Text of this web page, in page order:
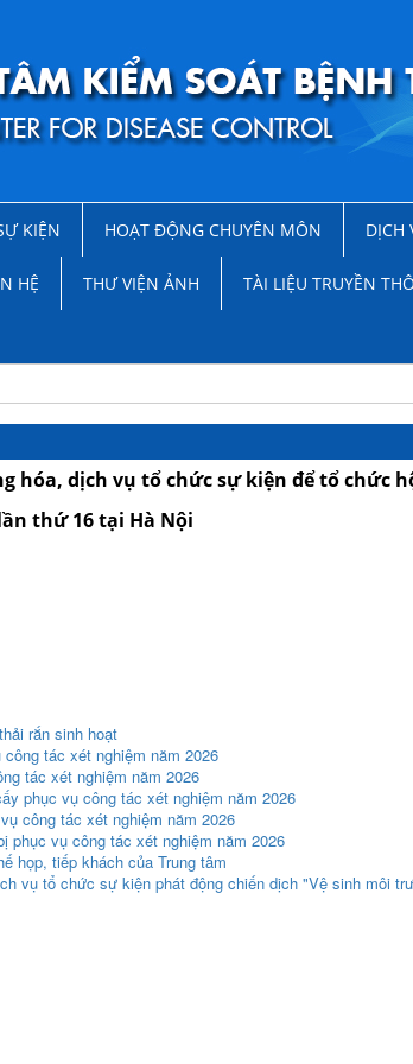
KIỆN HOẠT ĐỘNG CHUYÊN MÔN DỊCH
HỆ THƯ VIỆN ẢNH TÀI LIỆU TRUYỀN
hóa, dịch vụ tổ chức sự kiện để tổ chức
thứ 16 tại Hà Nội
rắn sinh hoạt
tác xét nghiệm năm 2026
tác xét nghiệm năm 2026
phục vụ công tác xét nghiệm năm 2026
công tác xét nghiệm năm 2026
phục vụ công tác xét nghiệm năm 2026
họp, tiếp khách của Trung tâm
vụ tổ chức sự kiện phát động chiến dịch "Vệ sinh môi